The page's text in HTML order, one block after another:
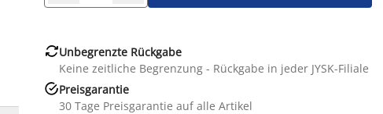
Unbegrenzte Rückgabe
Keine zeitliche Begrenzung - Rückgabe in jeder JYSK-Filiale
Preisgarantie
30 Tage Preisgarantie auf alle Artikel